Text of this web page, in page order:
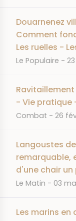
Douarnenez
Comment
Les ruelles -
JOURNAL
Le Populaire
- Vie pratique
JOURNAL
Combat DATE
26
Langoustes
remarquable,
d'une chair
JOURNAL
Le Matin DATE
03
Les marins